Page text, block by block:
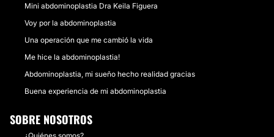
Mini abdominoplastia Dra Keila Figuera
Voy por la abdominoplastia
Una operación que me cambió la vida
Me hice la abdominoplastia!
Abdominoplastia, mi sueño hecho realidad gracias
Buena experiencia de mi abdominoplastia
SOBRE NOSOTROS